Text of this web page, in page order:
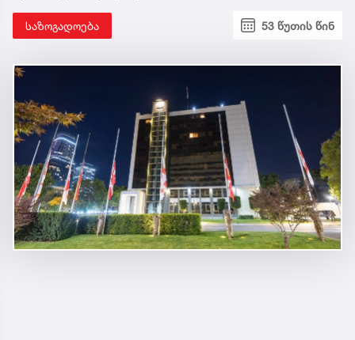
საზოგადოება 53 წუთის წინ